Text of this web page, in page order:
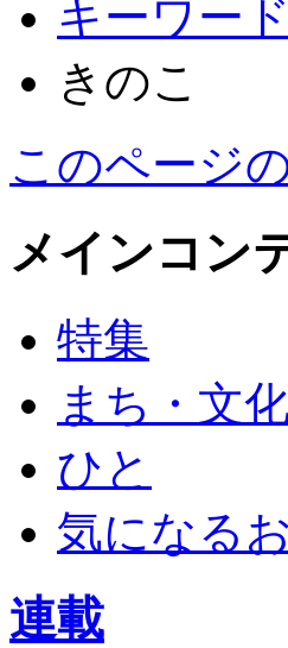
キーワード
きのこ
このページ
メインコン
特集
まち・文
ひと
気になる
連載